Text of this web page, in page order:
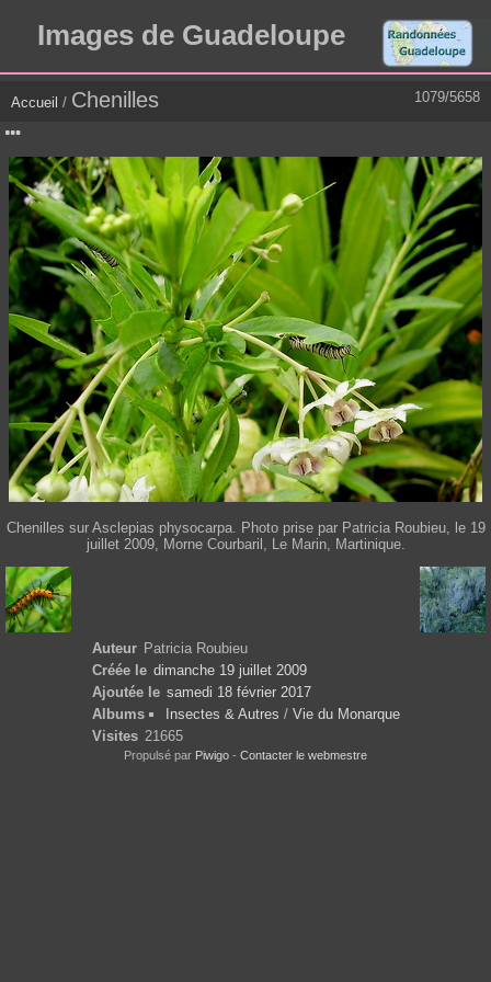
Images de Guadeloupe
1079/5658
Accueil / Chenilles
Chenilles sur Asclepias physocarpa. Photo prise par Patricia Roubieu, le 19
juillet 2009, Morne Courbaril, Le Marin, Martinique.
Auteur Patricia Roubieu
Créée le dimanche 19 juillet 2009
Ajoutée le samedi 18 février 2017
Albums
Insectes & Autres / Vie du Monarque
Visites 21665
Propulsé par Piwigo - Contacter le webmestre